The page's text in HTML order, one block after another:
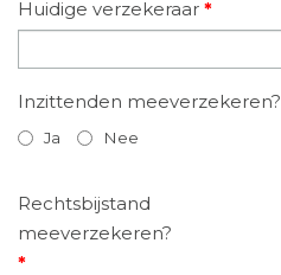
Huidige verzekeraar *
Inzittenden meeverzekeren?
Ja Nee
Rechtsbijstand
meeverzekeren?
*